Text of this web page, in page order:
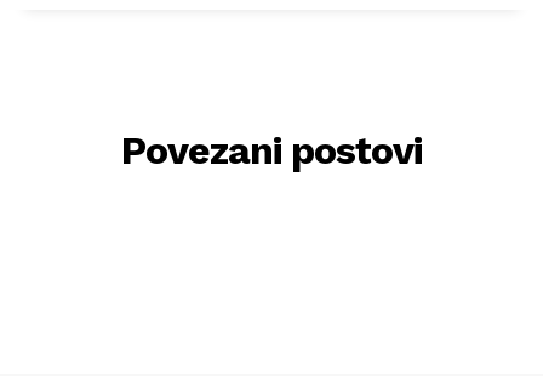
Povezani postovi